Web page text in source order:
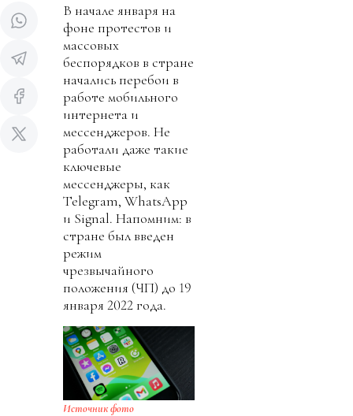
В начале января на
фоне протестов и
массовых
беспорядков в стране
начались перебои в
работе мобильного
интернета и
мессенджеров. Не
работали даже такие
ключевые
мессенджеры, как
Telegram, WhatsApp
и Signal. Напомним: в
стране был введен
режим
чрезвычайного
положения (ЧП) до 19
января 2022 года.
Источник фото